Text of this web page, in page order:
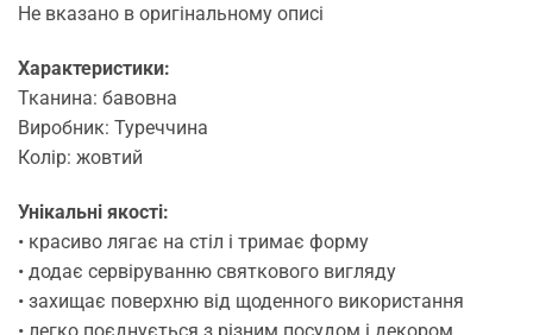
Не вказано в оригінальному описі
Характеристики:
Тканина: бавовна
Виробник: Туреччина
Колір: жовтий
Унікальні якості:
• красиво лягає на стіл і тримає форму
• додає сервіруванню святкового вигляду
• захищає поверхню від щоденного використання
• легко поєднується з різним посудом і декором